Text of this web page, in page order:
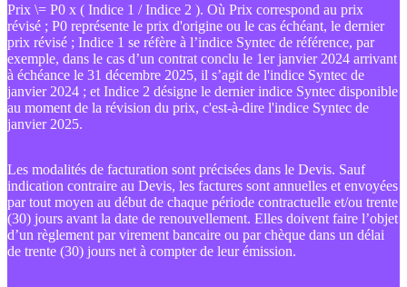
Prix \= P0 x ( Indice 1 / Indice 2 ). Où Prix correspond au prix
révisé ; P0 représente le prix d'origine ou le cas échéant, le dernier
prix révisé ; Indice 1 se réfère à l’indice Syntec de référence, par
exemple, dans le cas d’un contrat conclu le 1er janvier 2024 arrivant
à échéance le 31 décembre 2025, il s’agit de l'indice Syntec de
janvier 2024 ; et Indice 2 désigne le dernier indice Syntec disponible
au moment de la révision du prix, c'est-à-dire l'indice Syntec de
janvier 2025.
Les modalités de facturation sont précisées dans le Devis. Sauf
indication contraire au Devis, les factures sont annuelles et envoyées
par tout moyen au début de chaque période contractuelle et/ou trente
(30) jours avant la date de renouvellement. Elles doivent faire l’objet
d’un règlement par virement bancaire ou par chèque dans un délai
de trente (30) jours net à compter de leur émission.